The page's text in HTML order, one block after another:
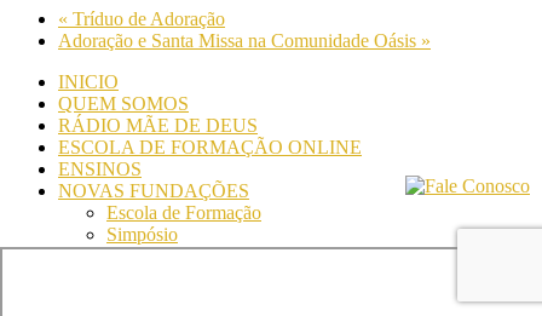
« Tríduo de Adoração
Adoração e Santa Missa na Comunidade Oásis »
INICIO
QUEM SOMOS
RÁDIO MÃE DE DEUS
ESCOLA DE FORMAÇÃO ONLINE
ENSINOS
NOVAS FUNDAÇÕES
Escola de Formação
Simpósio